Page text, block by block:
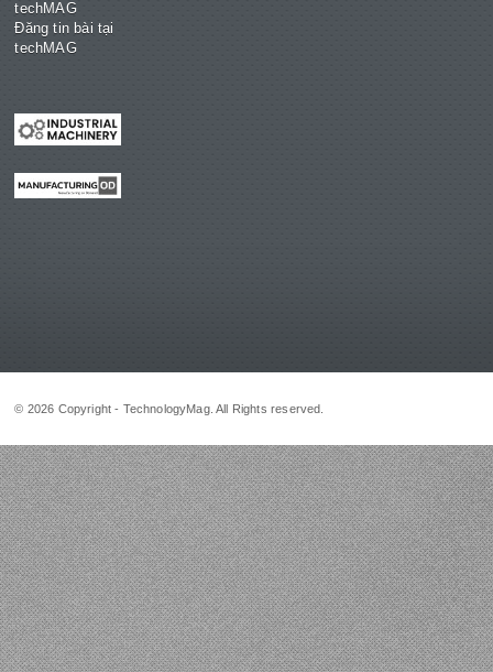
techMAG
Đăng tin bài tại
techMAG
© 2026 Copyright - TechnologyMag. All Rights reserved.